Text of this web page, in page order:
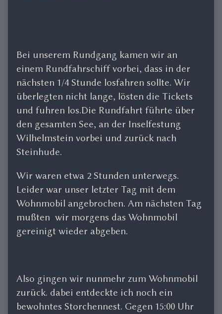
Bei unserem Rundgang kamen wir an
einem Rundfahrschiff vorbei, dass in der
nächsten 1/4 Stunde losfahren sollte. Wir
überlegten nicht lange, lösten die Tickets
und fuhren los.Die Rundfahrt führte über
den gesamten See, an der Inselfestung
Wilhelmstein vorbei und zurück nach
Steinhude.
Wir waren etwa 2 Stunden unterwegs.
Leider war unser letzter Tag mit dem
Wohnmobil angebrochen. Am nächsten Tag
mußten wir morgens das Wohnmobil
gereinigt wieder abgeben.
Also gingen wir nunmehr zum Wohnmobil
zurück. dabei entdeckte ich noch ein
bewohntes Storchennest. Gegen 15:00 Uhr